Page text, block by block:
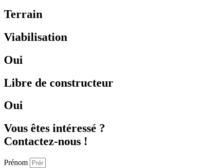
Terrain
Viabilisation
Oui
Libre de constructeur
Oui
Vous êtes intéressé ?
Contactez-nous !
Prénom